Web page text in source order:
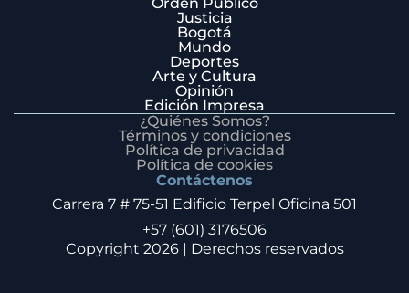
Justicia
Bogotá
Mundo
Deportes
Arte y Cultura
Opinión
Edición Impresa
¿Quiénes Somos?
Términos y condiciones
Política de privacidad
Política de cookies
Contáctenos
Carrera 7 # 75-51 Edificio Terpel Oficina 501
+57 (601) 3176506
Copyright 2026 | Derechos reservados